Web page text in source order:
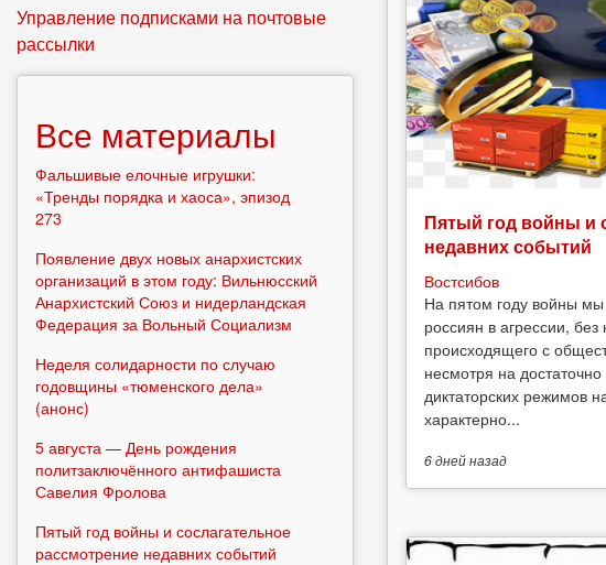
Пятый год войны и
недавних событий
Востсибов
На пятом году войны
россиян в агрессии,
происходящего с
несмотря на
диктаторских режимов
характерно...
6 днейназад
Управление подписками на почтовые
рассылки
Все материалы
Фальшивые елочные игрушки:
«Тренды порядка и хаоса», эпизод
273
Появление двух новых анархистских
организаций в этом году: Вильнюсский
Анархистский Союз и нидерландская
Федерация за Вольный Социализм
Неделя солидарности по случаю
годовщины «тюменского дела»
(анонс)
5 августа — День рождения
политзаключённого антифашиста
Савелия Фролова
Пятый год войны и сослагательное
рассмотрение недавних событий